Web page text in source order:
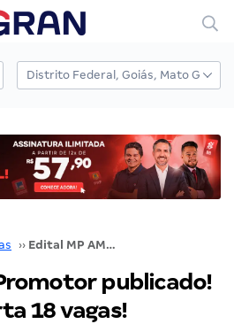
›› Edital MP AM Promotor publicado! Concurso oferta 18 vagas!
publicado!
18 vagas!